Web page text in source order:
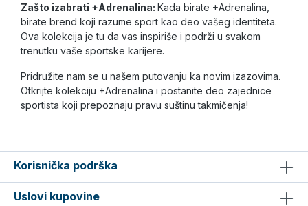
Zašto izabrati +Adrenalina: Kada birate +Adrenalina,
birate brend koji razume sport kao deo vašeg identiteta.
Ova kolekcija je tu da vas inspiriše i podrži u svakom
trenutku vaše sportske karijere.
Pridružite nam se u našem putovanju ka novim izazovima.
Otkrijte kolekciju +Adrenalina i postanite deo zajednice
sportista koji prepoznaju pravu suštinu takmičenja!
Korisnička podrška
Uslovi kupovine